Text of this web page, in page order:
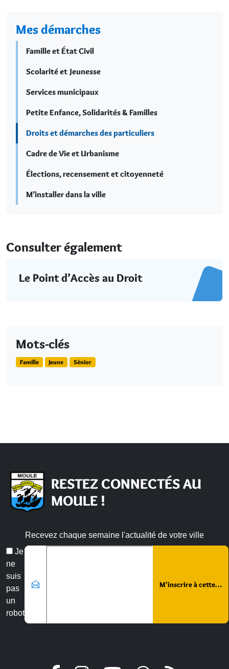
Mes démarches
Famille et État Civil
Scolarité et Jeunesse
Services municipaux
Petite Enfance, Solidarités & Familles
Droits et démarches des particuliers
Cadre de Vie et Urbanisme
Élections, recensement et citoyenneté
M’installer dans la ville
Consulter également
Le Point d’Accès au Droit
Mots-clés
Famille Jeune Sénior
RESTEZ CONNECTÉS AU
MOULE !
Recevez chaque semaine l'actualité de votre ville
Je
ne
suis
pas
un
robot
Email